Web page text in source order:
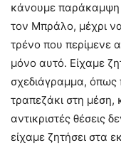
κάνουμε παράκαμψη
τον Μπράλο, μέχρι
τρένο που περίμενε
μόνο αυτό. Είχαμε
σχεδιάγραμμα, όπως
τραπεζάκι στη μέση,
αντικριστές θέσεις
είχαμε ζητήσει στα